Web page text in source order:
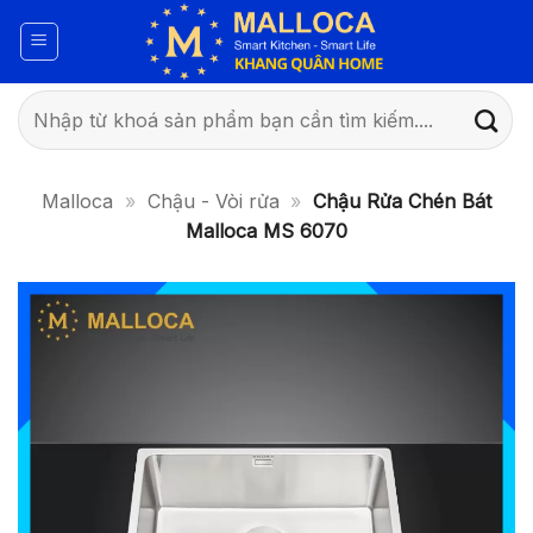
qua
dung
Tìm
kiếm:
Malloca » Chậu - Vòi rửa » Chậu Rửa Chén Bát
Malloca MS 6070